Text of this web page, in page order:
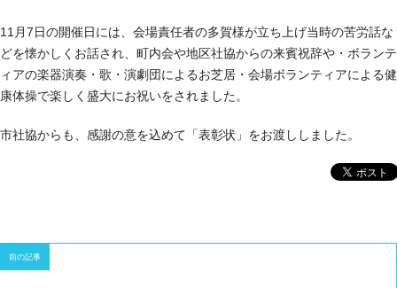
11月7日の開催日には、会場責任者の多賀様が立ち上げ当時の苦労話な
どを懐かしくお話され、町内会や地区社協からの来賓祝辞や・ボランテ
ィアの楽器演奏・歌・演劇団によるお芝居・会場ボランティアによる健
康体操で楽しく盛大にお祝いをされました。
市社協からも、感謝の意を込めて「表彰状」をお渡ししました。
前の記事